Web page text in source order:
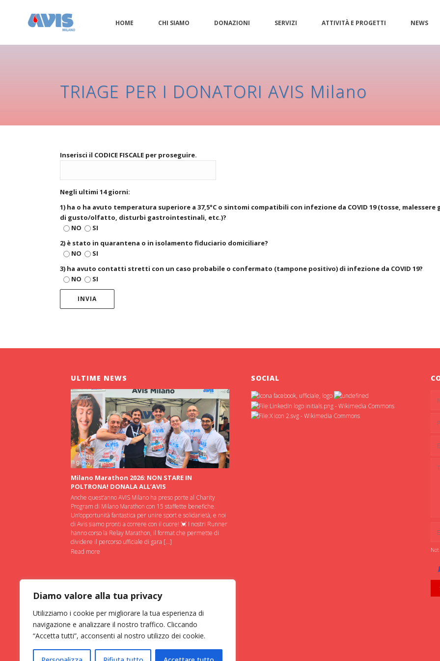
Diamo valore alla tua privacy
Utilizziamo i cookie per migliorare la tua esperienza di
navigazione e analizzare il nostro traffico. Cliccando
“Accetta tutti”, acconsenti al nostro utilizzo dei cookie.
HOME CHI SIAMO DONAZIONI SERVIZI ATTIVITÀ E PROGETTI NEWS
TRIAGE PER I DONATORI AVIS Milano
Inserisci il CODICE FISCALE per proseguire.
Negli ultimi 14 giorni:
1) ha o ha avuto temperatura superiore a 37,5°C o sintomi compatibili con infezione da COVID 19 (tosse,
di gusto/olfatto, disturbi gastrointestinali, etc.)?
NO
SI
2) è stato in quarantena o in isolamento fiduciario domiciliare?
NO
SI
3) ha avuto contatti stretti con un caso probabile o confermato (tampone positivo) di infezione da COVID 19?
NO
SI
ULTIME NEWS
Milano Marathon 2026: NON STARE IN
POLTRONA! DONALA ALL’AVIS
Anche quest’anno AVIS Milano ha preso porte al Charity
Program di Milano Marathon con 15 staffette benefiche.
Un’opportunità fantastica per unire sport e solidarietà, e noi
di Avis siamo pronti a correre con il cuore! 💓 I nostri Runner
hanno corso la Relay Marathon, il format che permette di
dividere il percorso ufficiale di gara […]
Read more
SOCIAL